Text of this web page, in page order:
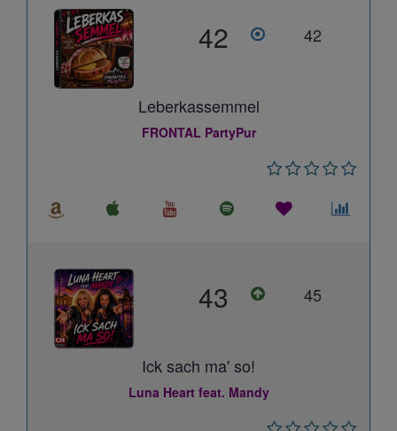
42 42
Leberkassemmel
FRONTAL PartyPur
43 45
Ick sach ma' so!
Luna Heart feat. Mandy